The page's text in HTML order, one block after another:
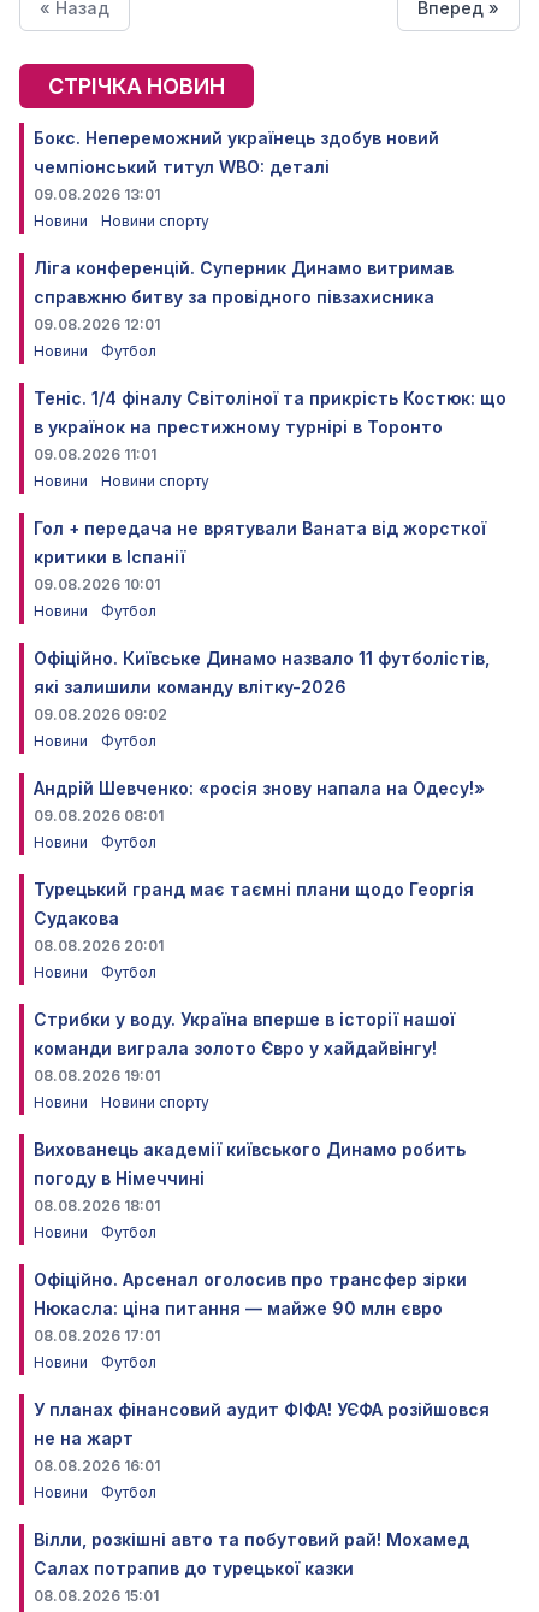
« Назад Вперед »
СТРІЧКА НОВИН
Бокс. Непереможний українець здобув новий
чемпіонський титул WBO: деталі
09.08.2026 13:01
Новини
Новини спорту
Ліга конференцій. Суперник Динамо витримав
справжню битву за провідного півзахисника
09.08.2026 12:01
Новини
Футбол
Теніс. 1/4 фіналу Світоліної та прикрість Костюк: що
в українок на престижному турнірі в Торонто
09.08.2026 11:01
Новини
Новини спорту
Гол + передача не врятували Ваната від жорсткої
критики в Іспанії
09.08.2026 10:01
Новини
Футбол
Офіційно. Київське Динамо назвало 11 футболістів,
які залишили команду влітку-2026
09.08.2026 09:02
Новини
Футбол
Андрій Шевченко: «росія знову напала на Одесу!»
09.08.2026 08:01
Новини
Футбол
Турецький гранд має таємні плани щодо Георгія
Судакова
08.08.2026 20:01
Новини
Футбол
Стрибки у воду. Україна вперше в історії нашої
команди виграла золото Євро у хайдайвінгу!
08.08.2026 19:01
Новини
Новини спорту
Вихованець академії київського Динамо робить
погоду в Німеччині
08.08.2026 18:01
Новини
Футбол
Офіційно. Арсенал оголосив про трансфер зірки
Нюкасла: ціна питання — майже 90 млн євро
08.08.2026 17:01
Новини
Футбол
У планах фінансовий аудит ФІФА! УЄФА розійшовся
не на жарт
08.08.2026 16:01
Новини
Футбол
Вілли, розкішні авто та побутовий рай! Мохамед
Салах потрапив до турецької казки
08.08.2026 15:01